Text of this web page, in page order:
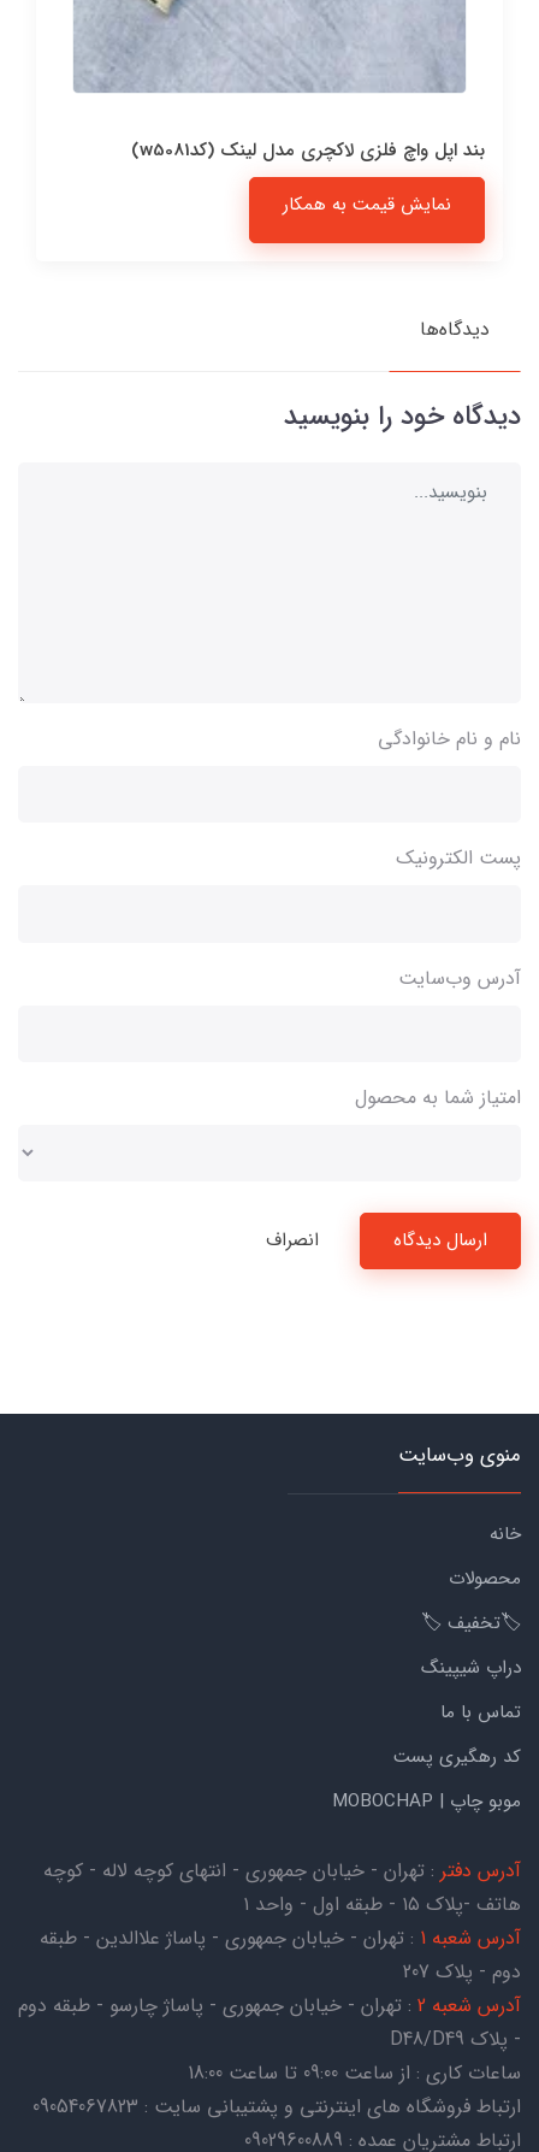
بند اپل واچ فلزی لاکچری مدل لینک (کدw5081)
نمایش قیمت به همکار
دیدگاه‌ها
دیدگاه خود را بنویسید
نام و نام خانوادگی
پست الکترونیک
آدرس وب‌سایت
امتیاز شما به محصول
ارسال دیدگاه انصراف
منوی وب‌سایت
خانه
محصولات
🏷️تخفیف 🏷️
دراپ شیپینگ
تماس با ما
کد رهگیری پست
موبو چاپ | MOBOCHAP
آدرس دفتر : تهران - خیابان جمهوری - انتهای کوچه لاله - کوچه
هاتف -پلاک ۱۵ - طبقه اول - واحد ۱
آدرس شعبه 1
: تهران - خیابان جمهوری - پاساژ علاالدین - طبقه
دوم - پلاک 207
آدرس شعبه 2
: تهران - خیابان جمهوری - پاساژ چارسو - طبقه دوم
- پلاک D48/D49
ساعات کاری : از ساعت 09:00 تا ساعت 18:00
ارتباط فروشگاه های اینترنتی و پشتیبانی سایت : 09054067823
ارتباط مشتریان عمده : 09029600889